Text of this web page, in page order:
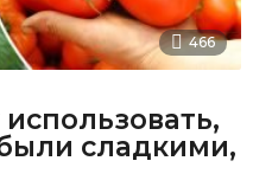
466
сладкими,